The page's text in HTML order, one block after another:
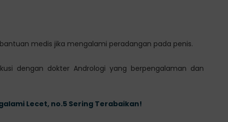
medis jika mengalami peradangan pada penis.
dengan dokter Andrologi yang berpengalaman dan
Lecet, no.5 Sering Terabaikan!